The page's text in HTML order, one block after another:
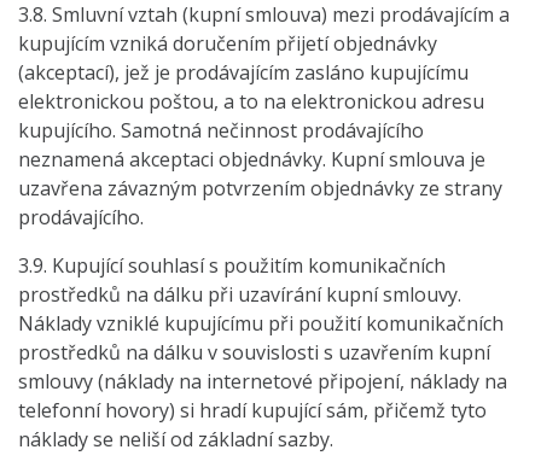
3.8. Smluvní vztah (kupní smlouva) mezi prodávajícím a
kupujícím vzniká doručením přijetí objednávky
(akceptací), jež je prodávajícím zasláno kupujícímu
elektronickou poštou, a to na elektronickou adresu
kupujícího. Samotná nečinnost prodávajícího
neznamená akceptaci objednávky. Kupní smlouva je
uzavřena závazným potvrzením objednávky ze strany
prodávajícího.
3.9. Kupující souhlasí s použitím komunikačních
prostředků na dálku při uzavírání kupní smlouvy.
Náklady vzniklé kupujícímu při použití komunikačních
prostředků na dálku v souvislosti s uzavřením kupní
smlouvy (náklady na internetové připojení, náklady na
telefonní hovory) si hradí kupující sám, přičemž tyto
náklady se neliší od základní sazby.